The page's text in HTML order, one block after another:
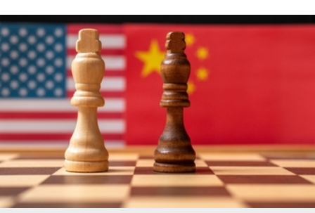
s
r
í
a
s
e
n
i
d
o